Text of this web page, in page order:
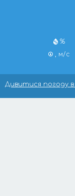
%
, м/с
Дивитися погоду в